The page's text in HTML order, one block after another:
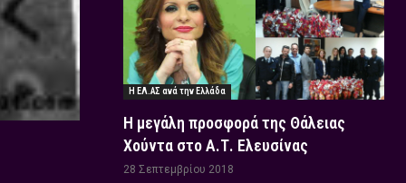
Η ΕΛ.ΑΣ ανά την Ελλάδα
Η μεγάλη προσφορά της Θάλειας
Χούντα στο Α.Τ. Ελευσίνας
28 Σεπτεμβρίου 2018